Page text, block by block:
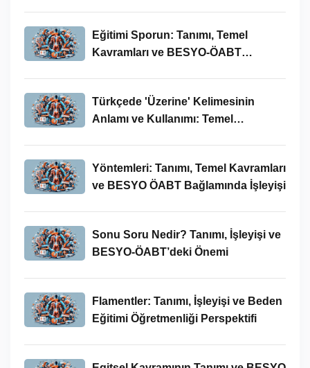
Eğitimi Sporun: Tanımı, Temel
Kavramları ve BESYO-ÖABT
Türkçede 'Üzerine' Kelimesinin
Anlamı ve Kullanımı: Temel
Yöntemleri: Tanımı, Temel Kavramları
ve BESYO ÖABT Bağlamında İşleyişi
Sonu Soru Nedir? Tanımı, İşleyişi ve
BESYO-ÖABT’deki Önemi
Flamentler: Tanımı, İşleyişi ve Beden
Eğitimi Öğretmenliği Perspektifi